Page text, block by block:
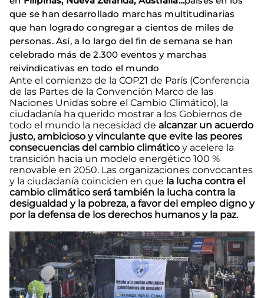
que se han desarrollado marchas multitudinarias
que han logrado congregar a cientos de miles de
personas. Así, a lo largo del fin de semana se han
celebrado más de 2.300 eventos y marchas
reivindicativas en todo el mundo
Ante el comienzo de la COP21 de París (Conferencia
de las Partes de la Convención Marco de las
Naciones Unidas sobre el Cambio Climático), la
ciudadanía ha querido mostrar a los Gobiernos de
todo el mundo la necesidad de alcanzar un acuerdo
justo, ambicioso y vinculante que evite las peores
consecuencias del cambio climático y acelere la
transición hacia un modelo energético 100 %
renovable en 2050. Las organizaciones convocantes
y la ciudadanía coinciden en que la lucha contra el
cambio climático será también la lucha contra la
desigualdad y la pobreza, a favor del empleo digno y
por la defensa de los derechos humanos y la paz.